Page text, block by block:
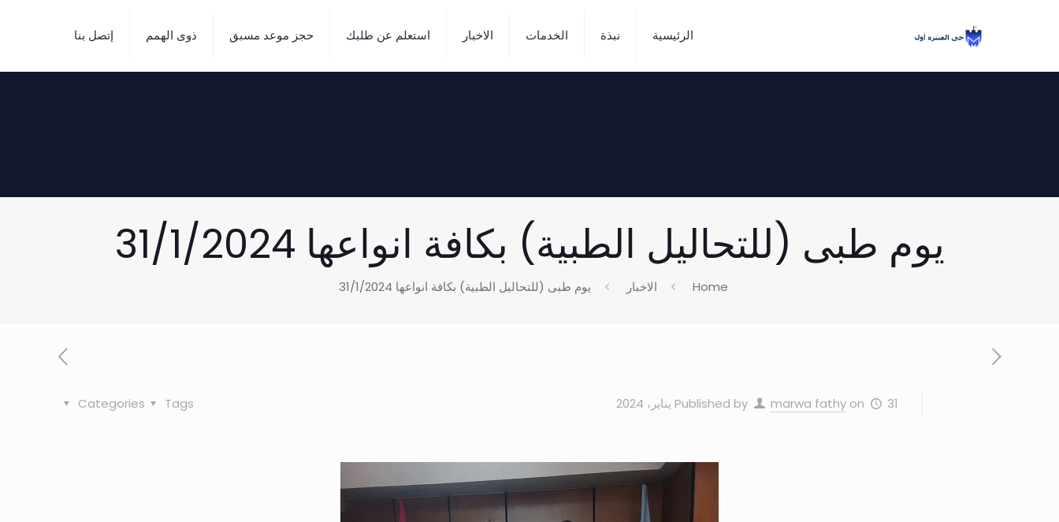
الرئيسية نبذة الخدمات الاخبار استعلم عن طلبك حجز موعد مسبق ذوى الهمم إتصل بنا
يوم طبى (للتحاليل الطبية) بكافة انواعها 31/1/2024
Home الاخبار يوم طبى (للتحاليل الطبية) بكافة انواعها 31/1/2024
Published by marwa fathy on 31 يناير، 2024 Categories Tags